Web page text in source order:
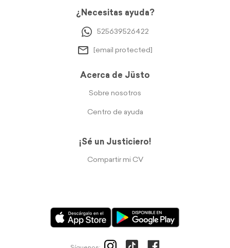
¿Necesitas ayuda?
525639526422
[email protected]
Acerca de Jüsto
Sobre nosotros
Centro de ayuda
¡Sé un Justiciero!
Compartir mi CV